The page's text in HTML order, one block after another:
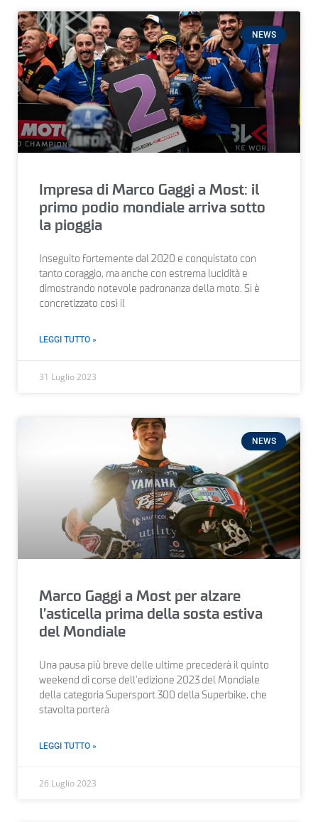
NEWS
Impresa di Marco Gaggi a Most: il
primo podio mondiale arriva sotto
la pioggia
Inseguito fortemente dal 2020 e conquistato con
tanto coraggio, ma anche con estrema lucidità e
dimostrando notevole padronanza della moto. Si è
concretizzato così il
LEGGI TUTTO »
31 Luglio 2023
NEWS
Marco Gaggi a Most per alzare
l’asticella prima della sosta estiva
del Mondiale
Una pausa più breve delle ultime precederà il quinto
weekend di corse dell’edizione 2023 del Mondiale
della categoria Supersport 300 della Superbike, che
stavolta porterà
LEGGI TUTTO »
26 Luglio 2023